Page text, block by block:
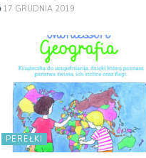
17 GRUDNIA 2019
PEREŁKI